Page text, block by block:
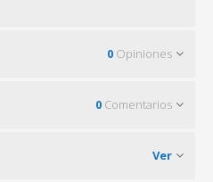
0 Opiniones
0 Comentarios
Ver